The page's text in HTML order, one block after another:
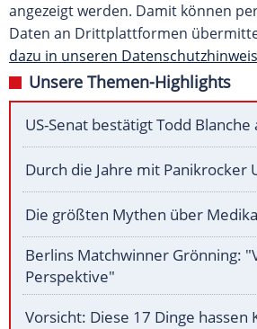
angezeigt werden. Damit können
Daten an Drittplattformen
dazu in unseren
Unsere Themen-Highlights
US-Senat bestätigt Todd
Durch die Jahre mit Panikrocker
Die größten Mythen über
Berlins Matchwinner Grönning:
Perspektive"
Vorsicht: Diese 17 Dinge hassen